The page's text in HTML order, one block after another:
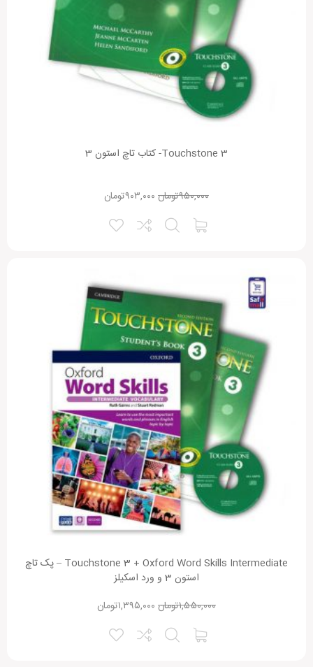
Touchstone 3- کتاب تاچ استون 3
تومان۹۵۰,۰۰۰ تومان۹۰۳,۰۰۰
Touchstone 3 + Oxford Word Skills Intermediate – پک تاچ
استون 3 و ورد اسکیلز
تومان۱,۵۵۰,۰۰۰ تومان۱,۳۹۵,۰۰۰